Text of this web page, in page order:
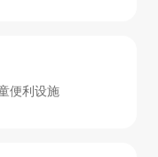
便利设施